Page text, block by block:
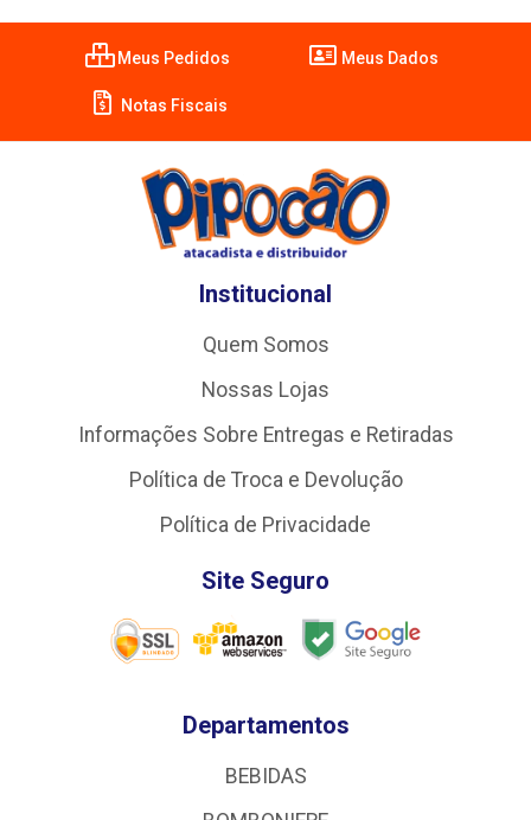
Meus Pedidos Meus Dados
Notas Fiscais
Institucional
Quem Somos
Nossas Lojas
Informações Sobre Entregas e Retiradas
Política de Troca e Devolução
Política de Privacidade
Site Seguro
Departamentos
BEBIDAS